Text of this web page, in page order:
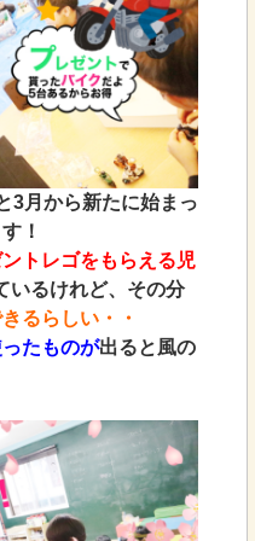
3月から新たに始まっ
！
トレゴをもらえる児
いるけれど、その分
るらしい・・
たものが出ると風の